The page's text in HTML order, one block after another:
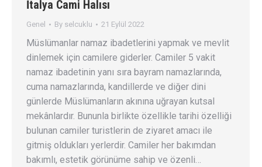
İtalya Cami Halısı
Genel By selcuklu 21 Eylül 2022
Müslümanlar namaz ibadetlerini yapmak ve mevlit
dinlemek için camilere giderler. Camiler 5 vakit
namaz ibadetinin yanı sıra bayram namazlarında,
cuma namazlarında, kandillerde ve diğer dini
günlerde Müslümanların akınına uğrayan kutsal
mekânlardır. Bununla birlikte özellikle tarihi özelliği
bulunan camiler turistlerin de ziyaret amacı ile
gitmiş oldukları yerlerdir. Camiler her bakımdan
bakımlı, estetik görünüme sahip ve özenli…